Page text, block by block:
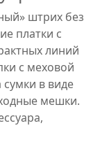
штрих без
платки с
линий
с меховой
в виде
мешки.